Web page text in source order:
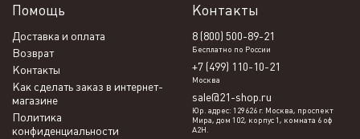
Помощь
Доставка и оплата
Возврат
Контакты
Как сделать заказ в интернет-
магазине
Политика
конфиденциальности
Контакты
8 (800) 500-89-21
Бесплатно по России
+7 (499) 110-10-21
Москва
sale@21-shop.ru
Юр. адрес: 129626 г. Москва, проспект
Мира, дом 102, корпус 1, комната 6 оф
А2Н.